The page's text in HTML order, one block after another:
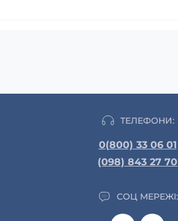
ТЕЛЕФОНИ:
0(800) 33 06 01
(098) 843 27 70
СОЦ МЕРЕЖІ: